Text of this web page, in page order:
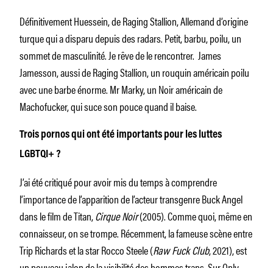
Définitivement Huessein, de Raging Stallion, Allemand d’origine
turque qui a disparu depuis des radars. Petit, barbu, poilu, un
sommet de masculinité. Je rêve de le rencontrer. James
Jamesson, aussi de Raging Stallion, un rouquin américain poilu
avec une barbe énorme. Mr Marky, un Noir américain de
Machofucker, qui suce son pouce quand il baise.
Trois pornos qui ont été importants pour les luttes
LGBTQI+ ?
J’ai été critiqué pour avoir mis du temps à comprendre
l’importance de l’apparition de l’acteur transgenre Buck Angel
dans le film de Titan,Cirque Noir(2005). Comme quoi, même en
connaisseur, on se trompe. Récemment, la fameuse scène entre
Trip Richards et la star Rocco Steele (Raw Fuck Club, 2021), est